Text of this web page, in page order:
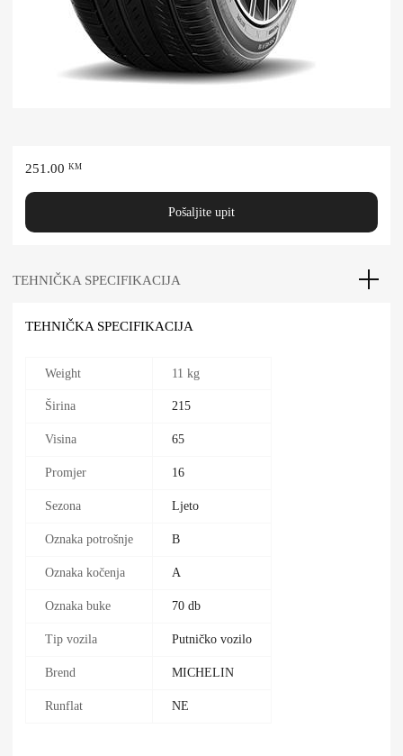
251.00 KM
Pošaljite upit
TEHNIČKA SPECIFIKACIJA
TEHNIČKA SPECIFIKACIJA
Weight 11 kg
Širina 215
Visina 65
Promjer 16
Sezona Ljeto
Oznaka potrošnje B
Oznaka kočenja A
Oznaka buke 70 db
Tip vozila Putničko vozilo
Brend MICHELIN
Runflat NE